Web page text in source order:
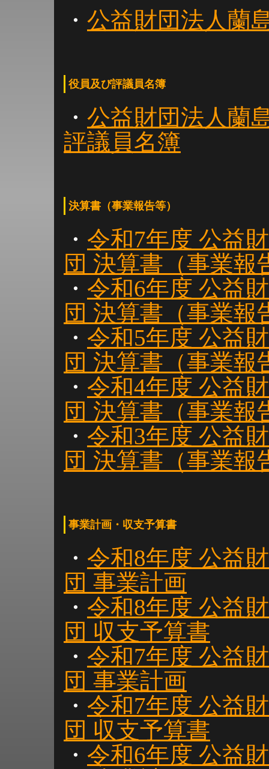
・ 公益財団法人蘭
役員及び評議員名簿
・ 公益財団法人蘭
評議員名簿
決算書（事業報告等）
・ 令和7年度 公益
団 決算書（事業報
・ 令和6年度 公益
団 決算書（事業報
・ 令和5年度 公益
団 決算書（事業報
・ 令和4年度 公益
団 決算書（事業報
・ 令和3年度 公益
団 決算書（事業報
事業計画・収支予算書
・ 令和8年度 公益
団 事業計画
・ 令和8年度 公益
団 収支予算書
・ 令和7年度 公益
団 事業計画
・ 令和7年度 公益
団 収支予算書
・ 令和6年度 公益